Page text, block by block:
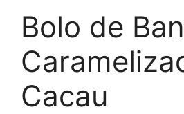
Bolo de
Cacau